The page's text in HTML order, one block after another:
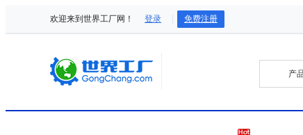
欢迎来到世界工厂网！ 登录 免费注册